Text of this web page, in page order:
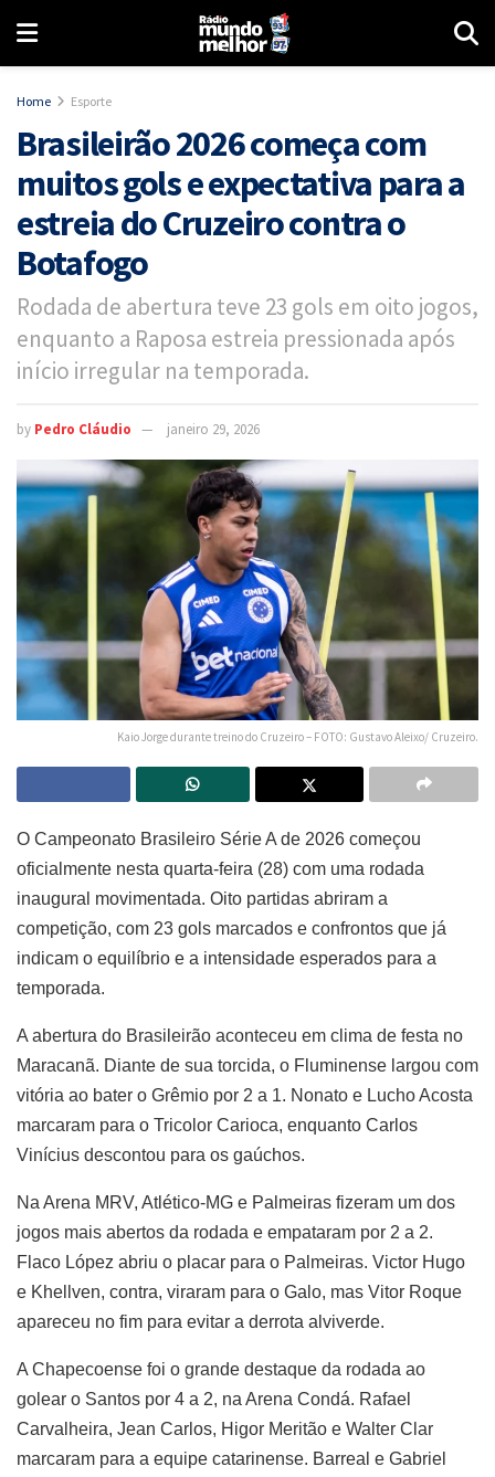
Home Esporte
Brasileirão 2026 começa com
muitos gols e expectativa para a
estreia do Cruzeiro contra o
Botafogo
Rodada de abertura teve 23 gols em oito jogos,
enquanto a Raposa estreia pressionada após
início irregular na temporada.
by Pedro Cláudio janeiro 29, 2026
Kaio Jorge durante treino do Cruzeiro – FOTO: Gustavo Aleixo/ Cruzeiro.
O Campeonato Brasileiro Série A de 2026 começou
oficialmente nesta quarta-feira (28) com uma rodada
inaugural movimentada. Oito partidas abriram a
competição, com 23 gols marcados e confrontos que já
indicam o equilíbrio e a intensidade esperados para a
temporada.
A abertura do Brasileirão aconteceu em clima de festa no
Maracanã. Diante de sua torcida, o Fluminense largou com
vitória ao bater o Grêmio por 2 a 1. Nonato e Lucho Acosta
marcaram para o Tricolor Carioca, enquanto Carlos
Vinícius descontou para os gaúchos.
Na Arena MRV, Atlético-MG e Palmeiras fizeram um dos
jogos mais abertos da rodada e empataram por 2 a 2.
Flaco López abriu o placar para o Palmeiras. Victor Hugo
e Khellven, contra, viraram para o Galo, mas Vitor Roque
apareceu no fim para evitar a derrota alviverde.
A Chapecoense foi o grande destaque da rodada ao
golear o Santos por 4 a 2, na Arena Condá. Rafael
Carvalheira, Jean Carlos, Higor Meritão e Walter Clar
marcaram para a equipe catarinense. Barreal e Gabriel